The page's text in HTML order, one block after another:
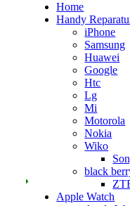
Home
Handy
iPhone
Samsung
Huawei
Google
Htc
Lg
Mi
Motorola
Nokia
Wiko
black
Apple Watch